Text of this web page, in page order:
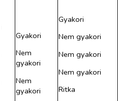
Gyakori
Nem
gyakori
Nem
gyakori
Gyakori
Nem gyakori
Nem gyakori
Nem gyakori
Ritka